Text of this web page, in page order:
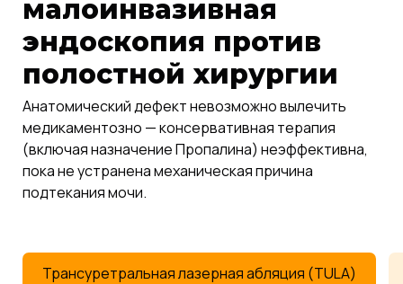
малоинвазивная
эндоскопия против
полостной хирургии
Анатомический дефект невозможно вылечить
медикаментозно — консервативная терапия
(включая назначение Пропалина) неэффективна,
пока не устранена механическая причина
подтекания мочи.
Трансуретральная лазерная абляция (TULA)